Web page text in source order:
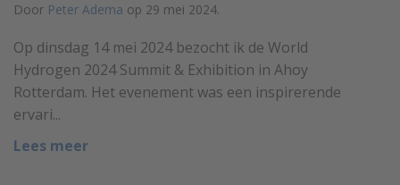
Door Peter Adema op 29 mei 2024.
Op dinsdag 14 mei 2024 bezocht ik de World
Hydrogen 2024 Summit & Exhibition in Ahoy
Rotterdam. Het evenement was een inspirerende
ervari...
Lees meer